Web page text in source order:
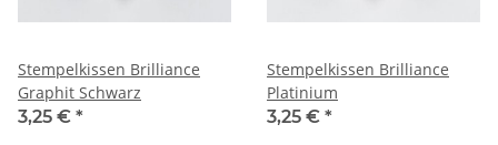
Stempelkissen Brilliance
Graphit Schwarz
3,25 € *
Stempelkissen Brilliance
Platinium
3,25 € *